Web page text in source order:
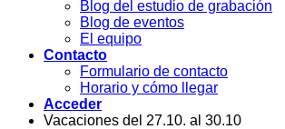
Blog del estudio de grabación
Blog de eventos
El equipo
Contacto
Formulario de contacto
Horario y cómo llegar
Acceder
Vacaciones del 27.10. al 30.10